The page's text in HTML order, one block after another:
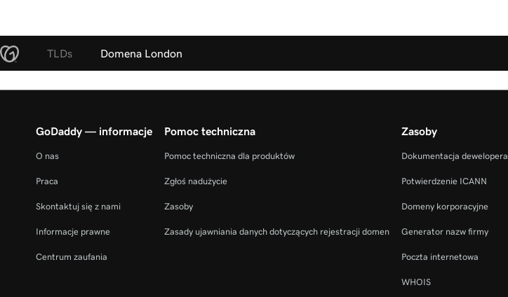
TLDs Domena London
GoDaddy — informacje
O nas
Praca
Skontaktuj się z nami
Informacje prawne
Centrum zaufania
Pomoc techniczna
Pomoc techniczna dla produktów
Zgłoś nadużycie
Zasoby
Zasady ujawniania danych dotyczących rejestracji domen
Zasoby
Dokumentacja dewelopera
Potwierdzenie ICANN
Domeny korporacyjne
Generator nazw firmy
Poczta internetowa
WHOIS